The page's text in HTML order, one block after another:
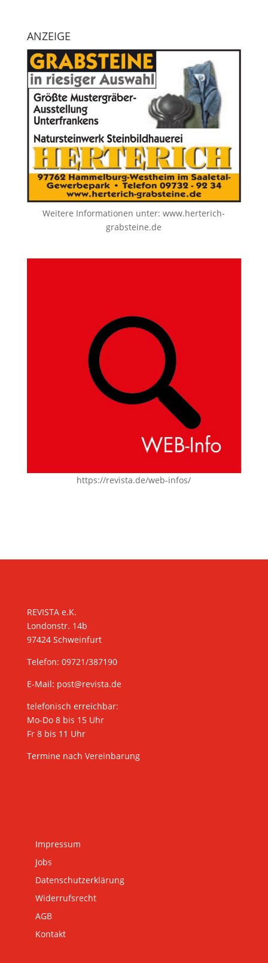
ANZEIGE
Weitere Informationen unter:www.herterich-
grabsteine.de
https://revista.de/web-infos/
REVISTA e.K.
Londonstr. 14b
97424 Schweinfurt
Telefon: 09721/387190
E-Mail: post@revista.de
telefonisch erreichbar:
Mo-Do 8 bis 15 Uhr
Fr 8 bis 11 Uhr
Termine nach Vereinbarung
Impressum
Jobs
Datenschutzerklärung
Widerrufsrecht
AGB
Kontakt